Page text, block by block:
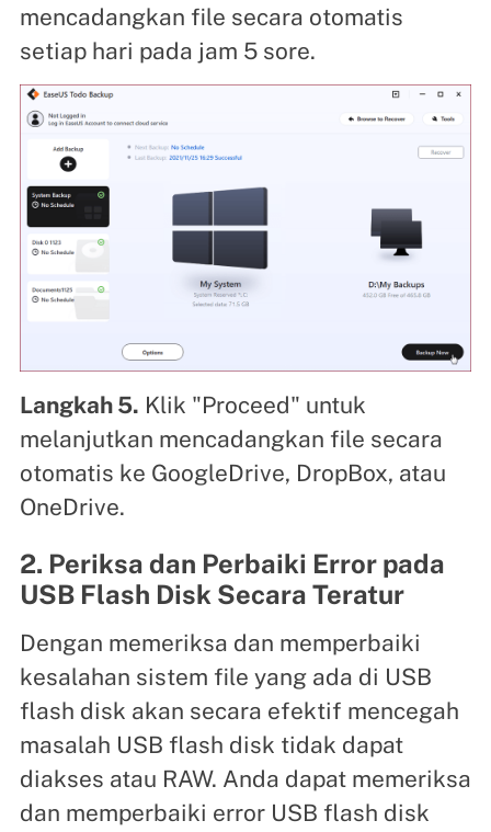
mencadangkan file secara otomatis
setiap hari pada jam 5 sore.
Langkah 5. Klik "Proceed" untuk
melanjutkan mencadangkan file secara
otomatis ke GoogleDrive, DropBox, atau
OneDrive.
2. Periksa dan Perbaiki Error pada
USB Flash Disk Secara Teratur
Dengan memeriksa dan memperbaiki
kesalahan sistem file yang ada di USB
flash disk akan secara efektif mencegah
masalah USB flash disk tidak dapat
diakses atau RAW. Anda dapat memeriksa
dan memperbaiki error USB flash disk